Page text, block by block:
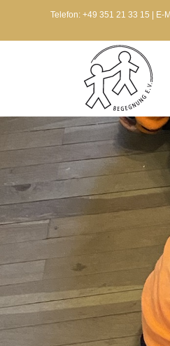
Telefon: +49 351 21 33 15 | E-